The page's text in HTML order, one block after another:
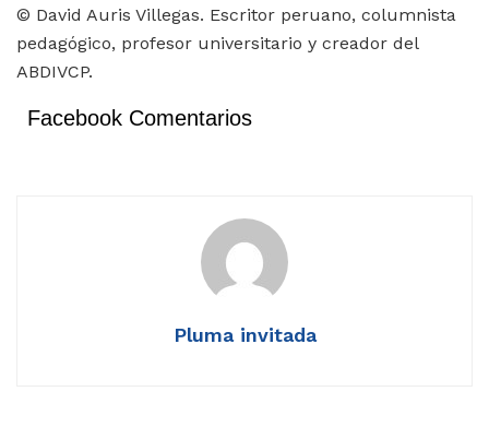
© David Auris Villegas. Escritor peruano, columnista
pedagógico, profesor universitario y creador del
ABDIVCP.
Facebook Comentarios
Pluma invitada